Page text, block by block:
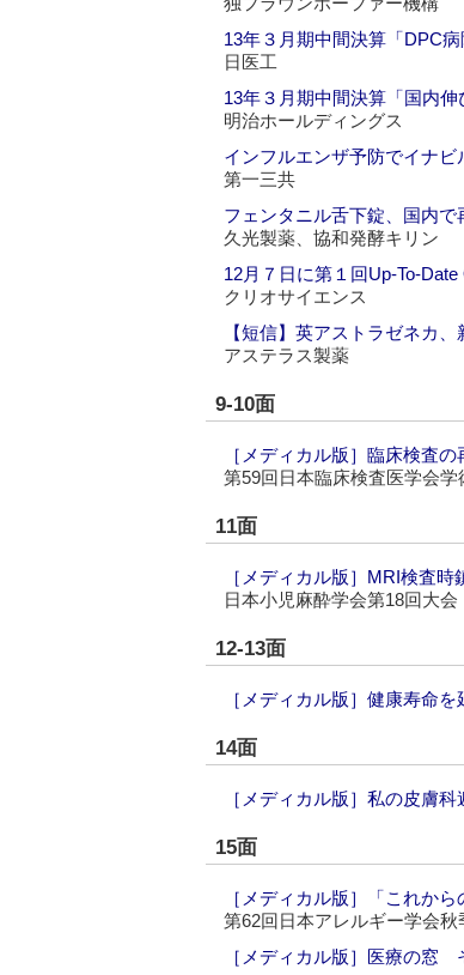
13年３月期中間決算「DPC病
日医工
13年３月期中間決算「国内伸
明治ホールディングス
インフルエンザ予防でイナビ
第一三共
フェンタニル舌下錠、国内で
久光製薬、協和発酵キリン
12月７日に第１回Up-To-
クリオサイエンス
【短信】英アストラゼネカ
アステラス製薬
9-10面
［メディカル版］臨床検査
第59回日本臨床検査医学会学
11面
［メディカル版］MRI検査
日本小児麻酔学会第18回大会
12-13面
［メディカル版］健康寿命
14面
［メディカル版］私の皮膚
15面
［メディカル版］「これか
第62回日本アレルギー学会秋
［メディカル版］医療の窓